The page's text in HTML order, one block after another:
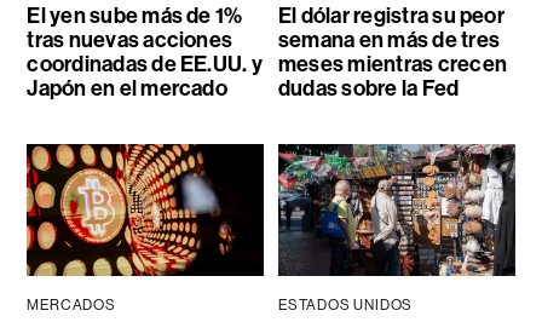
El yen sube más de 1%
tras nuevas acciones
coordinadas de EE.UU. y
Japón en el mercado
El dólar registra su peor
semana en más de tres
meses mientras crecen
dudas sobre la Fed
MERCADOS ESTADOS UNIDOS